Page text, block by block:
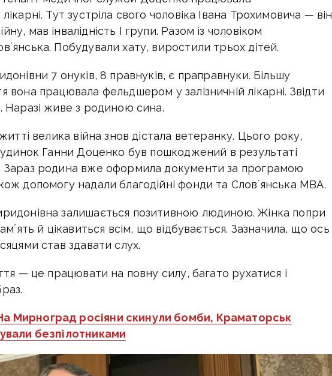
Тут зустріла свого чоловіка Івана Трохимовича — він
мав інвалідність І групи. Разом із чоловіком
Побудували хату, виростили трьох дітей.
7 онуків, 8 правнуків, є праправнуки. Більшу
вона працювала фельдшером у залізничній лікарні. Звідти
Наразі живе з родиною сина.
велика війна знов дістала ветеранку. Цього року,
Ганни Доценко був пошкоджений в результаті
Зараз родина вже оформила документи за програмою
допомогу надали благодійні фонди та Словʼянська МВА.
залишається позитивною людиною. Жінка попри
й цікавиться всім, що відбувається. Зазначила, що ось
став здавати слух.
— це працювати на повну силу, багато рухатися і
Мирноград росіяни скинули бомби, Краматорськ
безпілотниками